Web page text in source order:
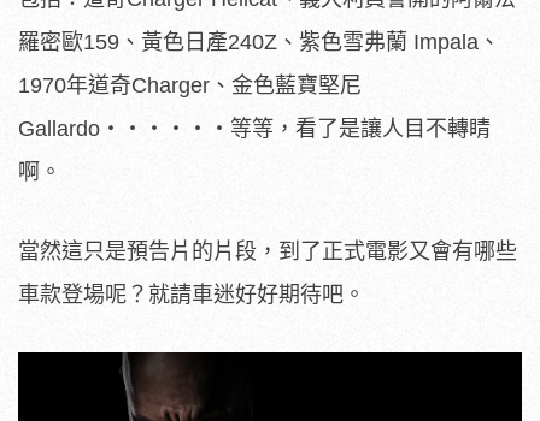
羅密歐159、黃色日產240Z、紫色雪弗蘭 Impala、
1970年道奇Charger、金色藍寶堅尼
Gallardo‧‧‧‧‧‧等等，看了是讓人目不轉睛
啊。
當然這只是預告片的片段，到了正式電影又會有哪些
車款登場呢？就請車迷好好期待吧。